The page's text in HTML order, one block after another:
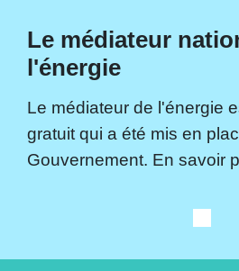
Le médiateur
l'énergie
Le médiateur de l'énergie
gratuit qui a été mis en
Gouvernement. En savoir